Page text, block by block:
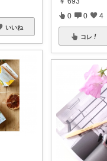
いいね
0 0 4
コレ